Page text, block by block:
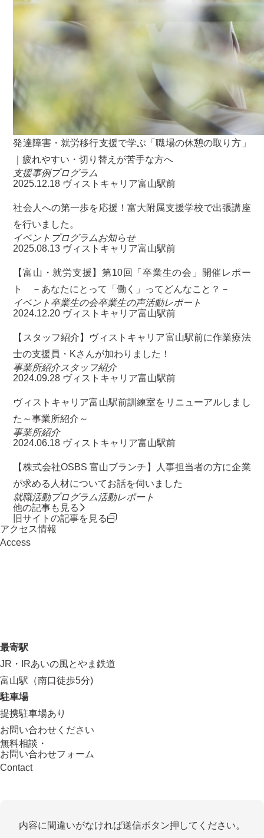
発達障害・就労移行支援で学ぶ「職場の休憩の取り方」
｜疲れやすい・切り替えが苦手な方へ
支援事例プログラム
2025.12.18 ヴィストキャリア富山駅前
社会人への第一歩を応援！富大附属支援学校で出張講座
を行いました。
イベント プログラムお知らせ
2025.08.13 ヴィストキャリア富山駅前
【富山・就労支援】第10回「卒業生の会」開催レポー
ト －あなたにとって「働く」ってどんなこと？－
イベント 卒業生の会卒業生の声活動レポート
2024.12.20 ヴィストキャリア富山駅前
【スタッフ紹介】ヴィストキャリア富山駅前に作業療法
士の支援員・Kさんが加わりました！
事業所紹介スタッフ紹介
2024.09.28 ヴィストキャリア富山駅前
ヴィストキャリア富山駅前訓練室をリニューアルしまし
た～事業所紹介～
事業所紹介
2024.06.18 ヴィストキャリア富山駅前
【株式会社OSBS 富山ブランチ】人事担当者の方に企業
が求める人材についてお話を伺いました
就職活動プログラム活動レポート
他の記事も見る
旧サイトの記事を見る
アクセス情報
Access
最寄駅
JR・IRあいの風とやま鉄道
富山駅（南口徒歩5分)
駐車場
提携駐車場あり
お問い合わせください
無料相談・
お問い合わせフォーム
Contact
内容に間違いがなければ送信ボタン押してください。